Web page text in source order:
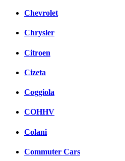
Chevrolet
Chrysler
Citroen
Cizeta
Coggiola
COHHV
Colani
Commuter Cars